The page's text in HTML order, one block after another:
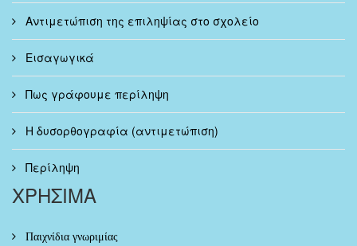
Αντιμετώπιση της επιληψίας στο σχολείο
Εισαγωγικά
Πως γράφουμε περίληψη
Η δυσορθογραφία (αντιμετώπιση)
Περίληψη
ΧΡΗΣΙΜΑ
Παιχνίδια γνωριμίας